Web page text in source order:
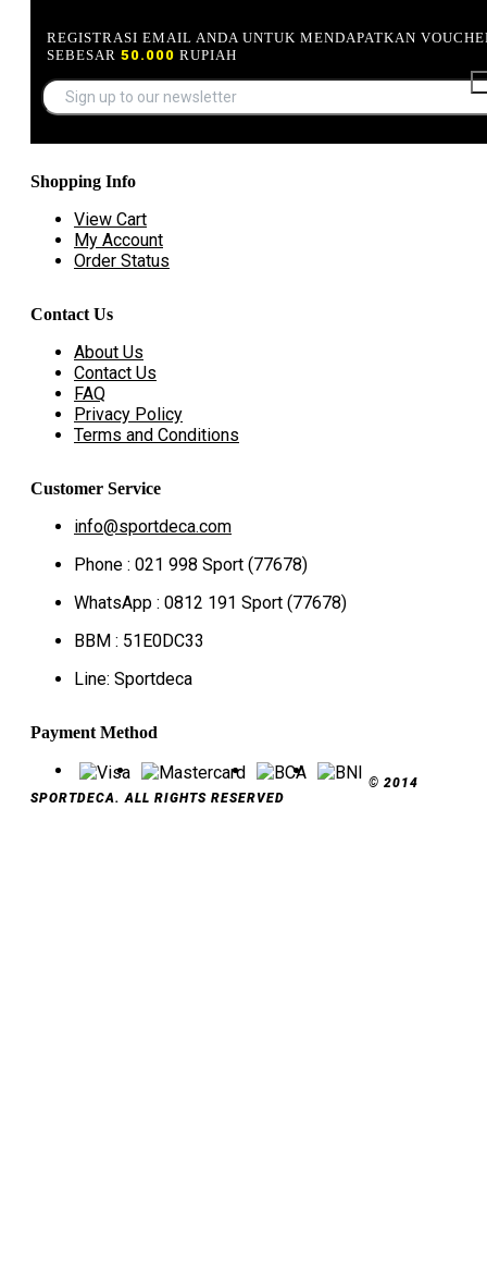
REGISTRASI EMAIL ANDA UNTUK MENDAPATKAN
SEBESAR 50.000 RUPIAH
Shopping Info
View Cart
My Account
Order Status
Contact Us
About Us
Contact Us
FAQ
Privacy Policy
Terms and Conditions
Customer Service
info@sportdeca.com
Phone : 021 998 Sport (77678)
WhatsApp : 0812 191 Sport (77678)
BBM : 51E0DC33
Line: Sportdeca
Payment Method
© 2014
SPORTDECA. ALL RIGHTS RESERVED